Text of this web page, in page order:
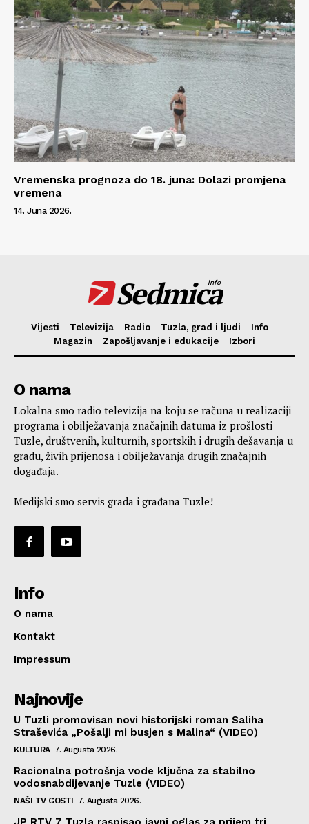
Vremenska prognoza do 18. juna: Dolazi promjena
vremena
14. Juna 2026.
Sedmica
info
Vijesti Televizija Radio Tuzla, grad i ljudi
Info
Magazin
Zapošljavanje i edukacije Izbori
O nama
Lokalna smo radio televizija na koju se računa u realizaciji
programa i obilježavanja značajnih datuma iz prošlosti
Tuzle, društvenih, kulturnih, sportskih i drugih dešavanja u
gradu, živih prijenosa i obilježavanja drugih značajnih
događaja.
Medijski smo servis grada i građana Tuzle!
Info
O nama
Kontakt
Impressum
Najnovije
U Tuzli promovisan novi historijski roman Saliha
Straševića „Pošalji mi busjen s Malina“ (VIDEO)
KULTURA 7. Augusta 2026.
Racionalna potrošnja vode ključna za stabilno
vodosnabdijevanje Tuzle (VIDEO)
NAŠI TV GOSTI 7. Augusta 2026.